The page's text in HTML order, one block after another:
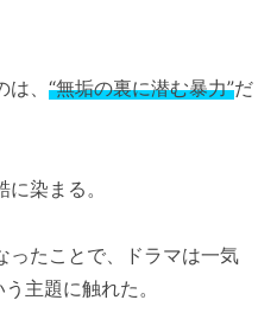
、 “無垢の裏に潜む暴力”だ
染まる。
ったことで、ドラマは一気
主題に触れた。